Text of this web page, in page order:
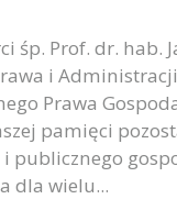
śp. Prof. dr. hab.
i
Prawa
pamięci
publicznego
dla wielu...